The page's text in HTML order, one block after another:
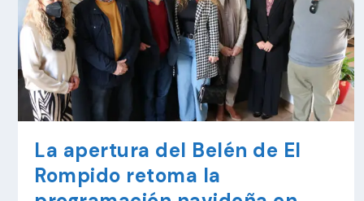
La apertura del Belén de El
Rompido retoma la